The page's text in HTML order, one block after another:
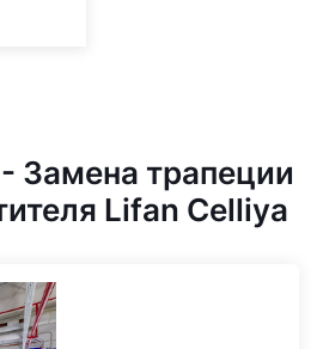
Замена трапеции
Lifan Celliya